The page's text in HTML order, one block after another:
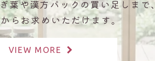
葉や漢方パックの買い足しま
らお求めいただけます。
VIEW MORE